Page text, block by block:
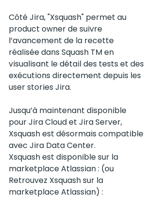
Côté Jira, "Xsquash" permet au
product owner de suivre
l’avancement de la recette
réalisée dans Squash TM en
visualisant le détail des tests et des
exécutions directement depuis les
user stories Jira.
Jusqu’à maintenant disponible
pour Jira Cloud et Jira Server,
Xsquash est désormais compatible
avec Jira Data Center.
Xsquash est disponible sur la
marketplace Atlassian : (ou
Retrouvez Xsquash sur la
marketplace Atlassian) :